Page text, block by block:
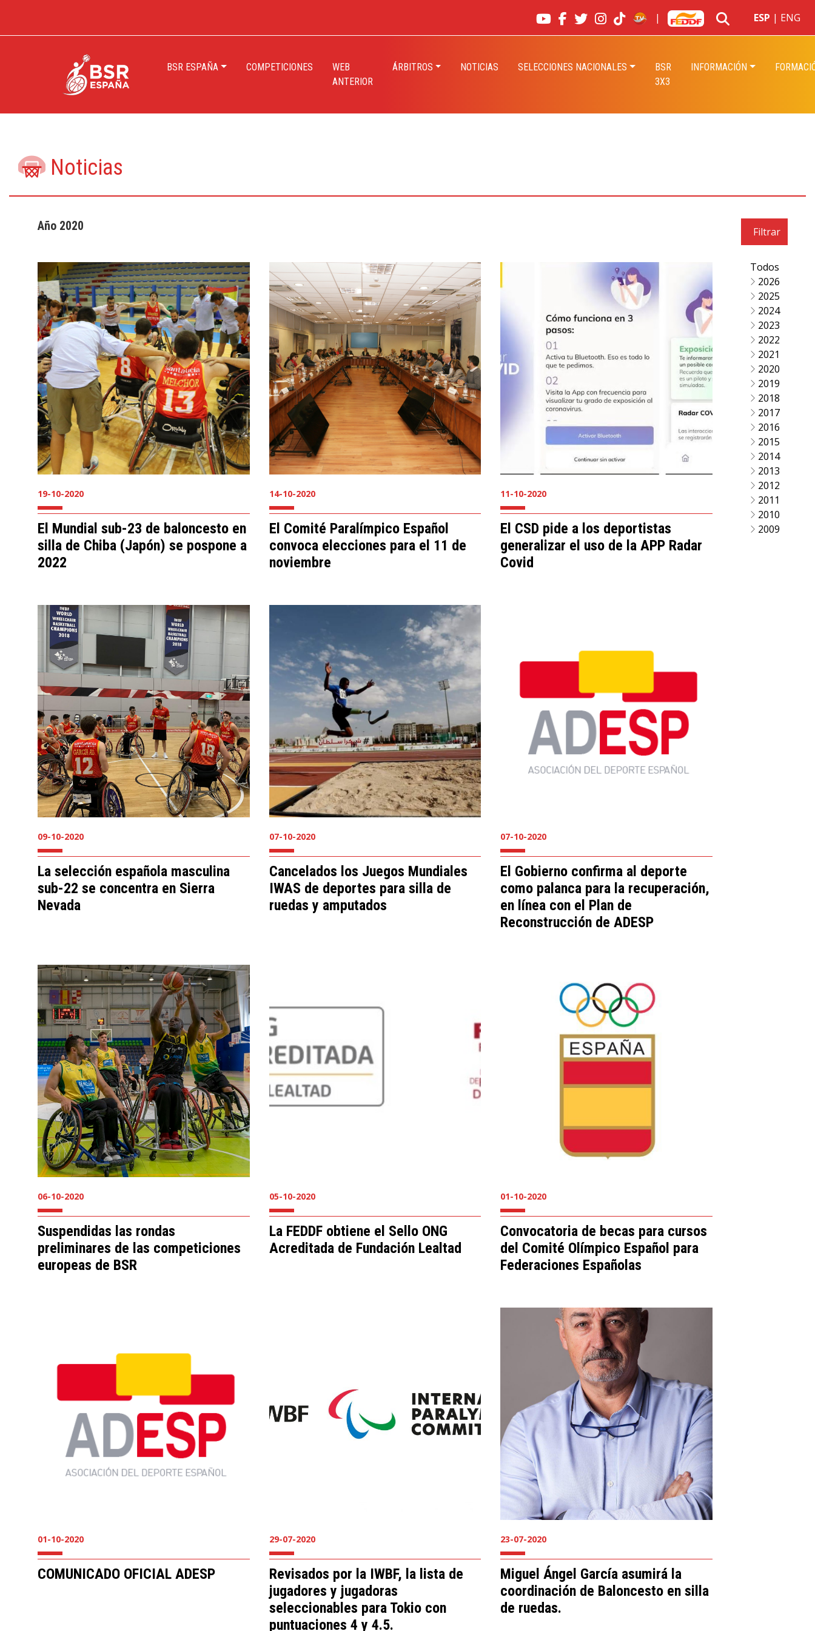
| ESP | ENG
BSR ESPAÑA COMPETICIONES
WEB
ANTERIOR
ÁRBITROS NOTICIAS SELECCIONES NACIONALES
BSR
3X3
INFORMACIÓN
Noticias
Año 2020
19-10-2020
El Mundial sub-23 de baloncesto en
silla de Chiba (Japón) se pospone a
2022
14-10-2020
El Comité Paralímpico Español
convoca elecciones para el 11 de
noviembre
11-10-2020
El CSD pide a los deportistas
generalizar el uso de la APP Radar
Covid
09-10-2020
La selección española masculina
sub-22 se concentra en Sierra
Nevada
07-10-2020
Cancelados los Juegos Mundiales
IWAS de deportes para silla de
ruedas y amputados
07-10-2020
El Gobierno confirma al deporte
como palanca para la recuperación,
en línea con el Plan de
Reconstrucción de ADESP
06-10-2020
Suspendidas las rondas
preliminares de las competiciones
europeas de BSR
05-10-2020
La FEDDF obtiene el Sello ONG
Acreditada de Fundación Lealtad
01-10-2020
Convocatoria de becas para cursos
del Comité Olímpico Español para
Federaciones Españolas
01-10-2020
COMUNICADO OFICIAL ADESP
29-07-2020
Revisados por la IWBF, la lista de
jugadores y jugadoras
seleccionables para Tokio con
puntuaciones 4 y 4.5.
23-07-2020
Miguel Ángel García asumirá la
coordinación de Baloncesto en silla
de ruedas.
Filtrar
Todos
2026
2025
2024
2023
2022
2021
2020
2019
2018
2017
2016
2015
2014
2013
2012
2011
2010
2009